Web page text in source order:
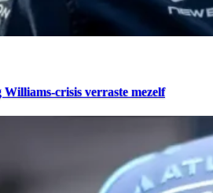
Williams-crisis verraste mezelf